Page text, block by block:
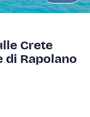
Crete
di Rapolano